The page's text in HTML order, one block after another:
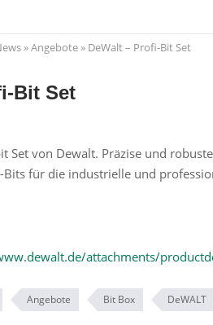
»Angebote » DeWalt – Profi-Bit Set
Bit Set
Set von Dewalt. Präzise und
für die industrielle und
attachments/
Angebote Bit Box DeWALT